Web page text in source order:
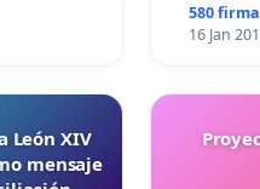
580
16 Jan
León XIV
mensaje